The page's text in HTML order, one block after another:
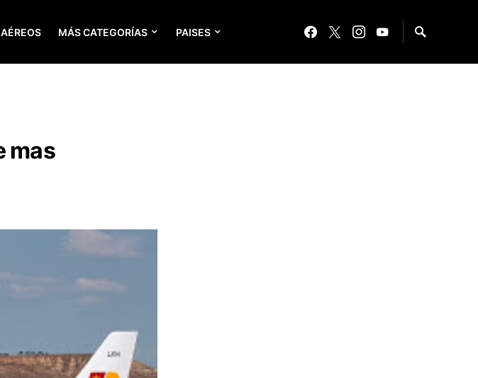
MÁS CATEGORÍAS PAISES
mas